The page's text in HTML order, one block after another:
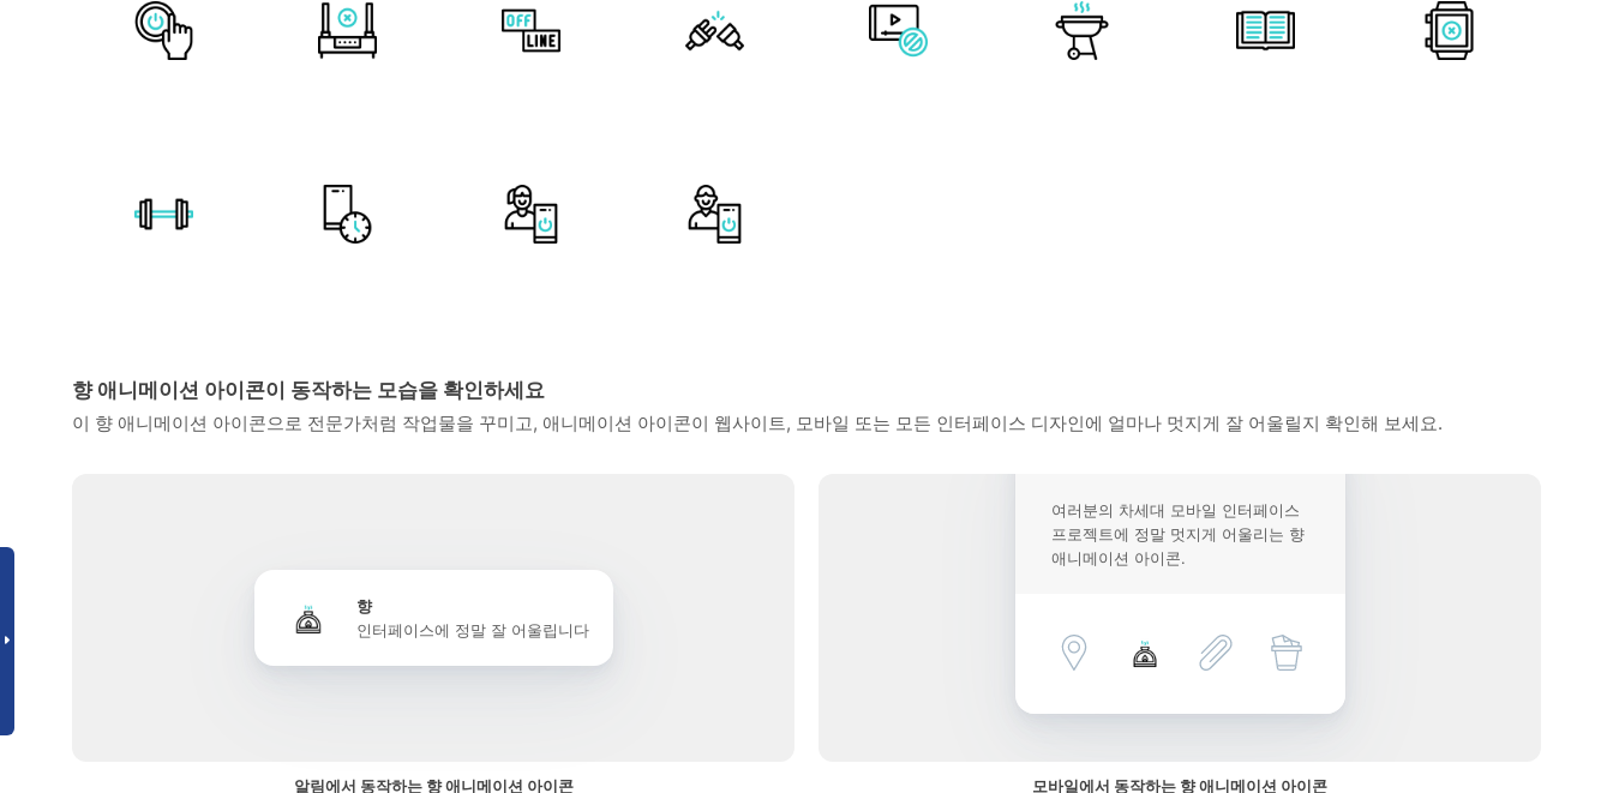
향 애니메이션 아이콘이 동작하는 모습을 확인하세요
이 향 애니메이션 아이콘으로 전문가처럼 작업물을 꾸미고, 애니메이션 아이콘이 웹사이트, 모바일 또는 모든 인터페이스 디자인에 얼마나 멋지게 잘 어울릴지 확인해 보세요.
향
인터페이스에 정말 잘 어울립니다
알림에서 동작하는 향 애니메이션 아이콘
여러분의 차세대 모바일 인터페이스
프로젝트에 정말 멋지게 어울리는 향
애니메이션 아이콘.
모바일에서 동작하는 향 애니메이션 아이콘